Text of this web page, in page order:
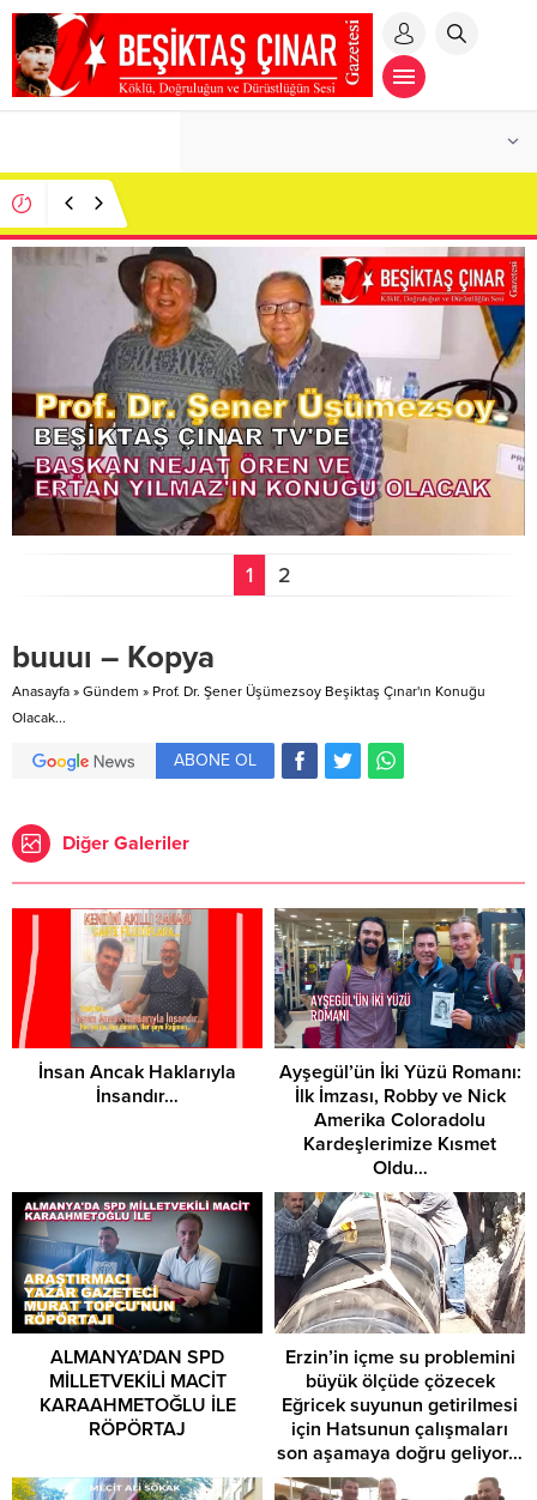
CUMHURBAŞKANI ADAYI İMAMOĞLU SALONDAN
ÇIKARILDI!
1 2
buuuı – Kopya
Anasayfa » Gündem » Prof. Dr. Şener Üşümezsoy Beşiktaş Çınar'ın Konuğu
Olacak...
ABONE OL
Diğer Galeriler
İnsan Ancak Haklarıyla
İnsandır…
Ayşegül’ün İki Yüzü Romanı:
İlk İmzası, Robby ve Nick
Amerika Coloradolu
Kardeşlerimize Kısmet
Oldu…
ALMANYA’DAN SPD
MİLLETVEKİLİ MACİT
KARAAHMETOĞLU İLE
RÖPÖRTAJ
Erzin’in içme su problemini
büyük ölçüde çözecek
Eğricek suyunun getirilmesi
için Hatsunun çalışmaları
son aşamaya doğru geliyor…